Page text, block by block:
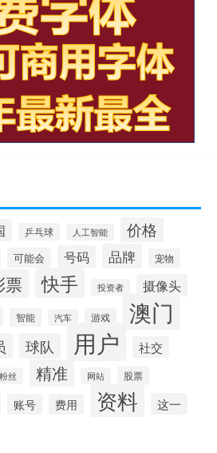
乒乓球 人工智能 价格
可能会 号码 品牌 宠物
票 快手 投资者 摄像头
智能 汽车 游戏 澳门
球队 用户 社交
粉丝 精准 网站 股票
账号 费用 资料 这一